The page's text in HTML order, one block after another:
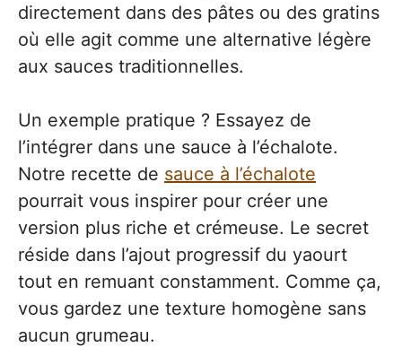
directement dans des pâtes ou des gratins
où elle agit comme une alternative légère
aux sauces traditionnelles.
Un exemple pratique ? Essayez de
l’intégrer dans une sauce à l’échalote.
Notre recette de sauce à l’échalote
pourrait vous inspirer pour créer une
version plus riche et crémeuse. Le secret
réside dans l’ajout progressif du yaourt
tout en remuant constamment. Comme ça,
vous gardez une texture homogène sans
aucun grumeau.